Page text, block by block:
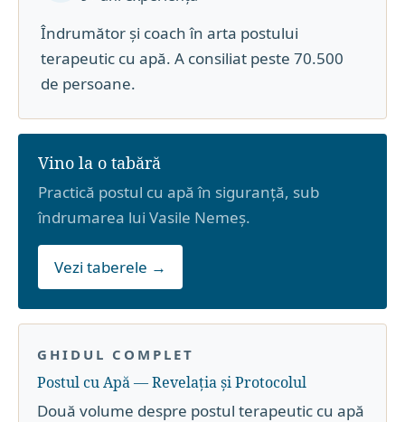
Îndrumător și coach în arta postului
terapeutic cu apă. A consiliat peste 70.500
de persoane.
Vino la o tabără
Practică postul cu apă în siguranță, sub
îndrumarea lui Vasile Nemeș.
Vezi taberele →
GHIDUL COMPLET
Postul cu Apă — Revelația și Protocolul
Două volume despre postul terapeutic cu apă